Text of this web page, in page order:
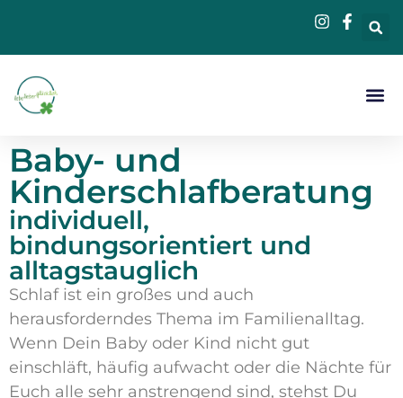
Baby- und
Kinderschlafberatung
individuell,
bindungsorientiert und
alltagstauglich
Schlaf ist ein großes und auch
herausforderndes Thema im Familienalltag.
Wenn Dein Baby oder Kind nicht gut
einschläft, häufig aufwacht oder die Nächte für
Euch alle sehr anstrengend sind, stehst Du